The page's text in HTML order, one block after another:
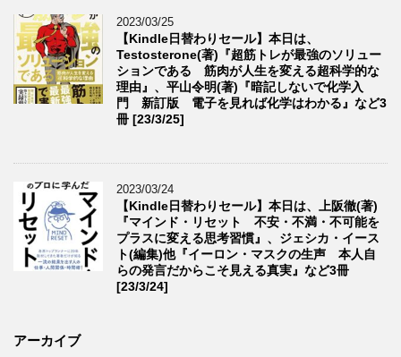
2023/03/25
【Kindle日替わりセール】本日は、
Testosterone(著)『超筋トレが最強のソリュー
ションである 筋肉が人生を変える超科学的な
理由』、平山令明(著)『暗記しないで化学入
門 新訂版 電子を見れば化学はわかる』など3
冊 [23/3/25]
2023/03/24
【Kindle日替わりセール】本日は、上阪徹(著)
『マインド・リセット 不安・不満・不可能を
プラスに変える思考習慣』、ジェシカ・イース
ト(編集)他『イーロン・マスクの生声 本人自
らの発言だからこそ見える真実』など3冊
[23/3/24]
アーカイブ